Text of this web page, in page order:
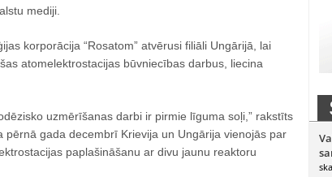
mediji.
korporācija “Rosatom” atvērusi filiāli Ungārijā, lai
atomelektrostacijas būvniecības darbus, liecina
uzmērīšanas darbi ir pirmie līguma soļi,” rakstīts
pērnā gada decembrī Krievija un Ungārija vienojās par
paplašināšanu ar divu jaunu reaktoru